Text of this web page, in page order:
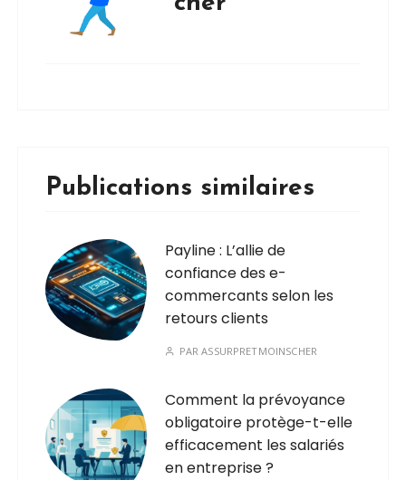
Publications similaires
Payline : L’allie de
confiance des e-
commercants selon les
retours clients
PARASSURPRETMOINSCHER
Comment la prévoyance
obligatoire protège-t-elle
efficacement les salariés
en entreprise ?